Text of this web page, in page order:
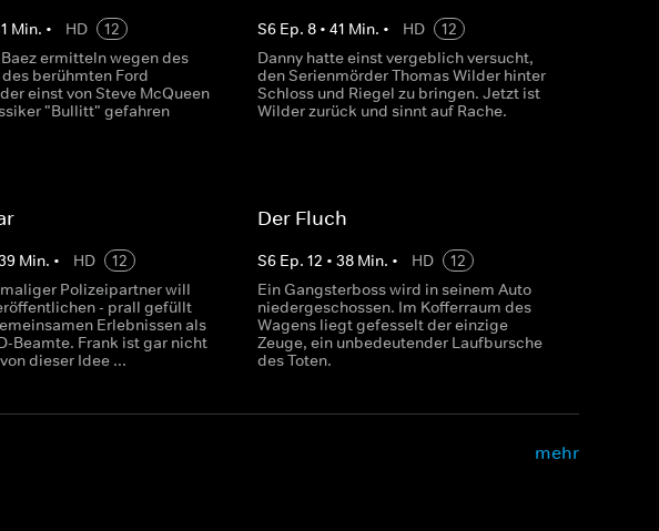
Min. • HD
12
ermitteln wegen des
berühmten Ford
einst von Steve McQueen
"Bullitt" gefahren
S6 Ep. 8• 41 Min. • HD
12
Danny hatte einst vergeblich versucht,
den Serienmörder Thomas Wilder hinter
Schloss und Riegel zu bringen. Jetzt ist
Wilder zurück und sinnt auf Rache.
Min. • HD
12
Polizeipartner will
- prall gefüllt
Erlebnissen als
Beamte. Frank ist gar nicht
dieser Idee ...
Der Fluch
S6 Ep. 12 • 38Min. • HD
12
Ein Gangsterboss wird in seinem Auto
niedergeschossen. Im Kofferraum des
Wagens liegt gefesselt der einzige
Zeuge, ein unbedeutender Laufbursche
des Toten.
mehr